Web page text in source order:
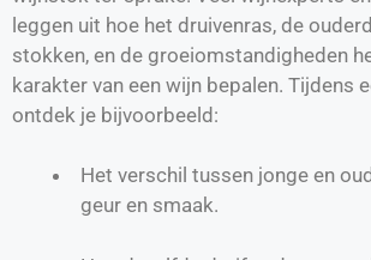
leggen uit hoe het druivenras, de
stokken, en de groeiomstandigheden
karakter van een wijn bepalen. Tijdens
ontdek je bijvoorbeeld:
Het verschil tussen jonge en
geur en smaak.